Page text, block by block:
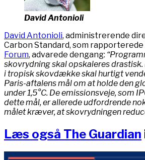
David Antonioli
David Antonioli, administrerende
Carbon Standard, som
Forum, advarede dengang:
skovrydning skal opskaleres
i tropisk skovdække skal hurtigt
Paris-aftalens mål om at holde den
under 1,5°C. De emissionsveje, som
dette mål, er allerede udfordrende
målet kræver, at skovrydningen
Læs også The Guardian